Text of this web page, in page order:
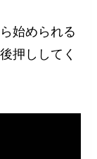
始められる
押ししてく